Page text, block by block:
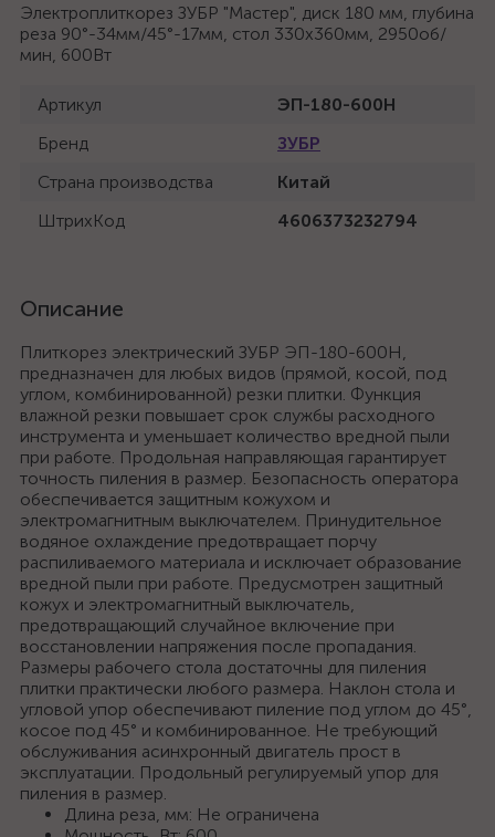
Электроплиткорез ЗУБР "Мастер", диск 180 мм, глубина
реза 90°-34мм/45°-17мм, стол 330х360мм, 2950об/
мин, 600Вт
Артикул
ЭП-180-600Н
Бренд
ЗУБР
Страна производства
Китай
ШтрихКод
4606373232794
Описание
Плиткорез электрический ЗУБР ЭП-180-600Н,
предназначен для любых видов (прямой, косой, под
углом, комбинированной) резки плитки. Функция
влажной резки повышает срок службы расходного
инструмента и уменьшает количество вредной пыли
при работе. Продольная направляющая гарантирует
точность пиления в размер. Безопасность оператора
обеспечивается защитным кожухом и
электромагнитным выключателем. Принудительное
водяное охлаждение предотвращает порчу
распиливаемого материала и исключает образование
вредной пыли при работе. Предусмотрен защитный
кожух и электромагнитный выключатель,
предотвращающий случайное включение при
восстановлении напряжения после пропадания.
Размеры рабочего стола достаточны для пиления
плитки практически любого размера. Наклон стола и
угловой упор обеспечивают пиление под углом до 45°,
косое под 45° и комбинированное. Не требующий
обслуживания асинхронный двигатель прост в
эксплуатации. Продольный регулируемый упор для
пиления в размер.
Длина реза, мм: Не ограничена